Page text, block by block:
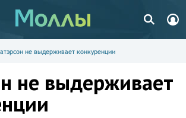
не выдерживает конкуренции
не выдерживает